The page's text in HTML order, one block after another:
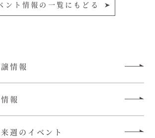
ント情報の一覧にもどる
情報
報
週のイベント